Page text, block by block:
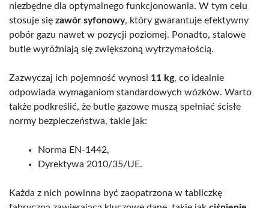
niezbędne dla optymalnego funkcjonowania. W tym celu
stosuje się zawór syfonowy, który gwarantuje efektywny
pobór gazu nawet w pozycji poziomej. Ponadto, stalowe
butle wyróżniają się zwiększoną wytrzymałością.
Zazwyczaj ich pojemność wynosi 11 kg, co idealnie
odpowiada wymaganiom standardowych wózków. Warto
także podkreślić, że butle gazowe muszą spełniać ścisłe
normy bezpieczeństwa, takie jak:
Norma EN-1442,
Dyrektywa 2010/35/UE.
Każda z nich powinna być zaopatrzona w tabliczkę